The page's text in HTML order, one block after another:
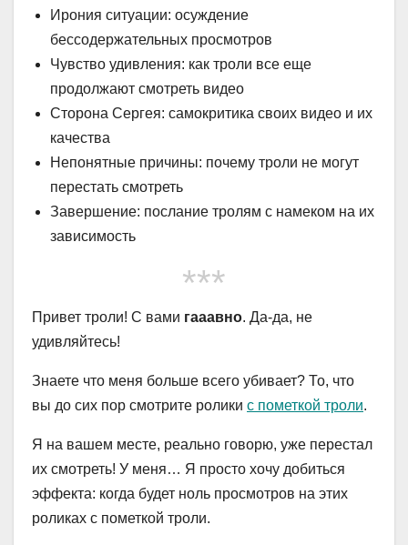
Ирония ситуации: осуждение
бессодержательных просмотров
Чувство удивления: как троли все еще
продолжают смотреть видео
Сторона Сергея: самокритика своих видео и их
качества
Непонятные причины: почему троли не могут
перестать смотреть
Завершение: послание тролям с намеком на их
зависимость
***
Привет троли! С вами гааавно. Да-да, не
удивляйтесь!
Знаете что меня больше всего убивает? То, что
вы до сих пор смотрите ролики с пометкой троли.
Я на вашем месте, реально говорю, уже перестал
их смотреть! У меня… Я просто хочу добиться
эффекта: когда будет ноль просмотров на этих
роликах с пометкой троли.